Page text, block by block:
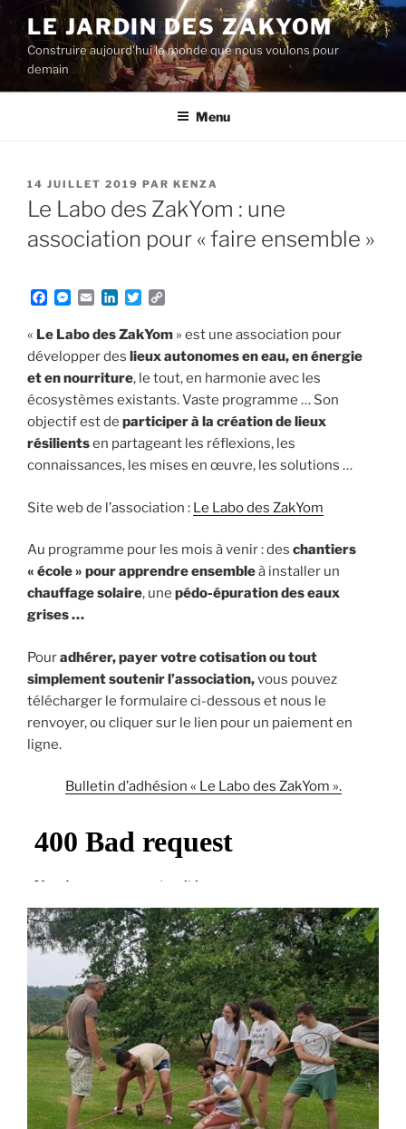
Aller
contenu
principal
LE JARDIN DES ZAKYOM
Construire aujourd'hui le monde que nous voulons pour
demain
Menu
PUBLIÉ
LE
14 JUILLET 2019 PAR KENZA
Le Labo des ZakYom : une
association pour « faire ensemble »
c
b
o
o
M
s
e
n
g
e
r
a
l
n
e
d
I
i
t
e
r
p
L
i
n
« Le Labo des ZakYom » est une association pour
développer des lieux autonomes en eau, en énergie
et en nourriture, le tout, en harmonie avec les
écosystèmes existants. Vaste programme … Son
objectif est de participer à la création de lieux
résilientsen partageant les réflexions, les
connaissances, les mises en œuvre, les solutions …
Site web de l’association : Le Labo des ZakYom
Au programme pour les mois à venir : des chantiers
« école » pour apprendre ensembleà installer un
chauffage solaire, une pédo-épuration des eaux
grises …
Pouradhérer, payer votre cotisation ou tout
simplement soutenir l’association,vous pouvez
télécharger le formulaire ci-dessous et nous le
renvoyer, ou cliquer sur le lien pour un paiement en
ligne.
Bulletin d’adhésion « Le Labo des ZakYom ».